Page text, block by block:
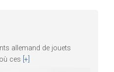
allemand de jouets
ces [+]